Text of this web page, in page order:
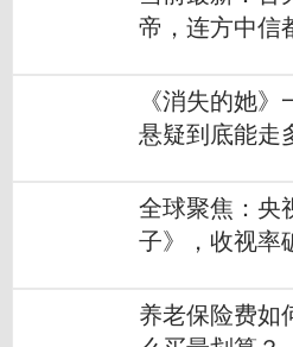
帝，连方中信
《消失的她
悬疑到底能走
全球聚焦：央
子》，收视率
养老保险费如